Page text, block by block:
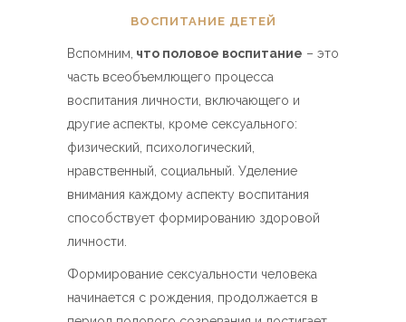
ВОСПИТАНИЕ ДЕТЕЙ
Вспомним, что половое воспитание – это
часть всеобъемлющего процесса
воспитания личности, включающего и
другие аспекты, кроме сексуального:
физический, психологический,
нравственный, социальный. Уделение
внимания каждому аспекту воспитания
способствует формированию здоровой
личности.
Формирование сексуальности человека
начинается с рождения, продолжается в